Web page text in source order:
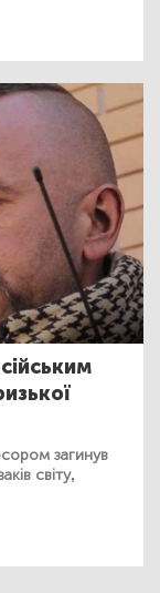
загинув
світу,